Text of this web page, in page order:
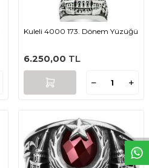
Kuleli 4000 173. Dönem Yüzüğü
6.250,00 TL